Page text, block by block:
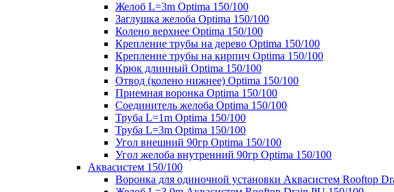
Желоб L=3m Optima 150/100
Заглушка желоба Optima 150/100
Колено верхнее Optima 150/100
Крепление трубы на дерево Optima 150/100
Крепление трубы на кирпич Optima 150/100
Крюк длинный Optima 150/100
Отвод (колено нижнее) Optima 150/100
Приемная воронка Optima 150/100
Соединитель желоба Optima 150/100
Труба L=1m Optima 150/100
Труба L=3m Optima 150/100
Угол внешний 90гр Optima 150/100
Угол желоба внутренний 90гр Optima 150/100
Аквасистем 150/100
Воронка для одиночной установки Аквасистем Rooftop